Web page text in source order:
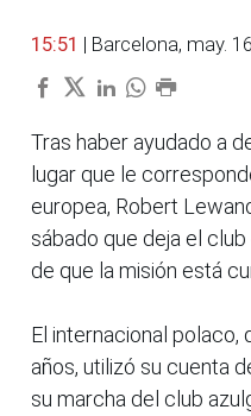
15:51 | Barcelona, may.
Tras haber ayudado a
lugar que le
europea, Robert
sábado que deja el
de que la misión está
El internacional polaco,
años, utilizó su cuenta
su marcha del club